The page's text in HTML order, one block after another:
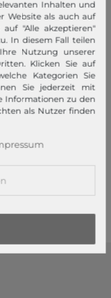
Premiumversand.
Freundlicher &
Inhalten und
Website als auch auf
"Alle akzeptieren"
In diesem Fall teilen
Nutzung unserer
Klicken Sie auf
Kategorien Sie
Sie jederzeit mit
Informationen zu den
als Nutzer finden